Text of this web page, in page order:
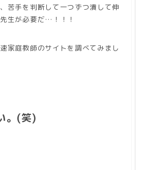
苦手を判断して一つずつ潰して伸
生が必要だ…！！！
家庭教師のサイトを調べてみまし
。(笑)